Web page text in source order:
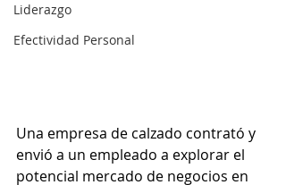
Liderazgo
Efectividad Personal
Una empresa de calzado contrató y
envió a un empleado a explorar el
potencial mercado de negocios en